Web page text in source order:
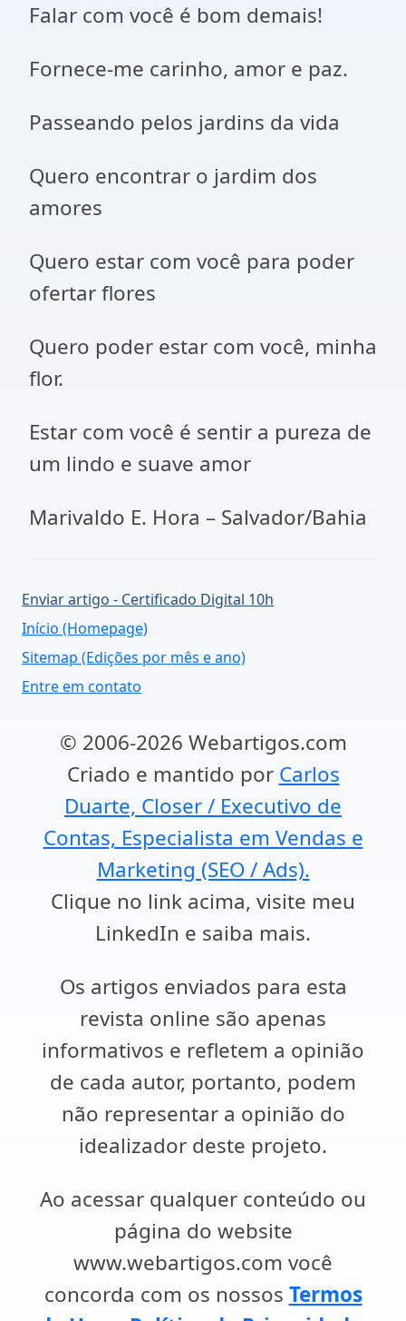
Falar com você é bom demais!
Fornece-me carinho, amor e paz.
Passeando pelos jardins da vida
Quero encontrar o jardim dos
amores
Quero estar com você para poder
ofertar flores
Quero poder estar com você, minha
flor.
Estar com você é sentir a pureza de
um lindo e suave amor
Marivaldo E. Hora – Salvador/Bahia
Enviar artigo - Certificado Digital 10h
Início (Homepage)
Sitemap (Edições por mês e ano)
Entre em contato
© 2006-2026 Webartigos.com
Criado e mantido por Carlos
Duarte, Closer / Executivo de
Contas, Especialista em Vendas e
Marketing (SEO / Ads).
Clique no link acima, visite meu
LinkedIn e saiba mais.
Os artigos enviados para esta
revista online são apenas
informativos e refletem a opinião
de cada autor, portanto, podem
não representar a opinião do
idealizador deste projeto.
Ao acessar qualquer conteúdo ou
página do website
www.webartigos.com você
concorda com os nossos Termos